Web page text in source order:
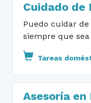
Cuidado de
Puedo cuidar
siempre que
Tareas
Asesoría en